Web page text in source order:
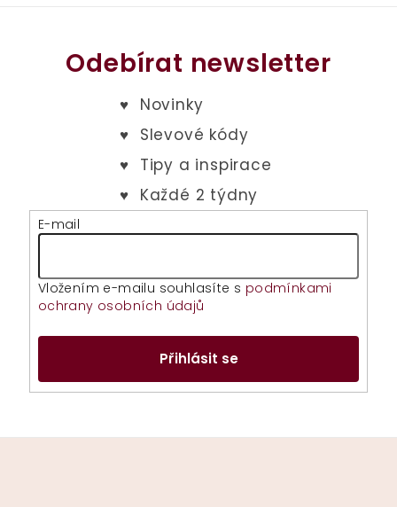
Odebírat newsletter
E-mail
Vložením e-mailu souhlasíte s podmínkami
ochrany osobních údajů
Přihlásit se